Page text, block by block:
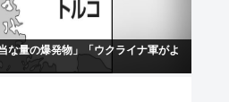
量の爆発物」「ウクライナ軍がよ